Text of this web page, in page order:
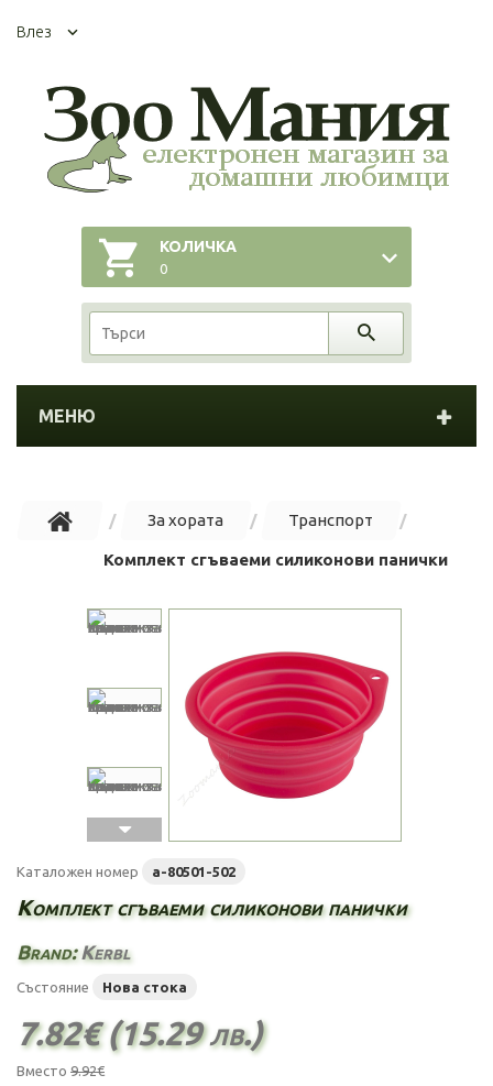
Влез
КОЛИЧКА
0
МЕНЮ
За хората Транспорт
Комплект сгъваеми силиконови панички
Каталожен номер a-80501-502
Комплект сгъваеми силиконови панички
Brand:Kerbl
Състояние Нова стока
7.82€ (15.29 лв.)
Вместо 9.92€